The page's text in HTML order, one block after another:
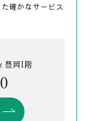
確かなサービス
豊岡1階